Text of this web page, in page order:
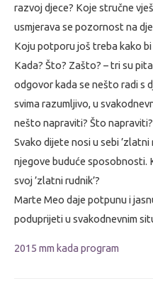
razvoj djece? Koje stručne
usmjerava se pozornost na
Koju potporu još treba kako
Kada? Što? Zašto? – tri su
odgovor kada se nešto radi s
svima razumljivo, u
nešto napraviti? Što
Svako dijete nosi u sebi ’zlatni
njegove buduće sposobnosti.
svoj ’zlatni rudnik’?
Marte Meo daje potpunu i
poduprijeti u svakodnevnim
2015 mm kada program